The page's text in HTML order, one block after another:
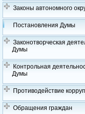
Законы автономного
Постановления Думы
Законотворческая
Думы
Контрольная
Думы
Противодействие
Обращения граждан